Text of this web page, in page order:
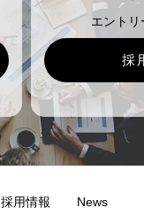
エント
採
採用情報 News